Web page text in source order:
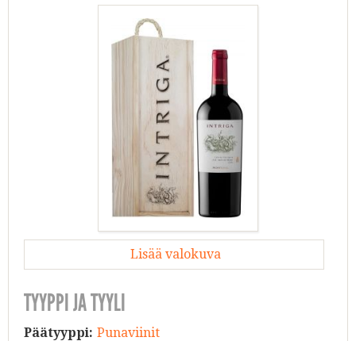
Lisää valokuva
TYYPPI JA TYYLI
Päätyyppi: Punaviinit